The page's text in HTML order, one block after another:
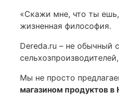
«Скажи мне, что ты
жизненная философия.
Dereda.ru – не обычный
Мы не просто
магазином продуктов в